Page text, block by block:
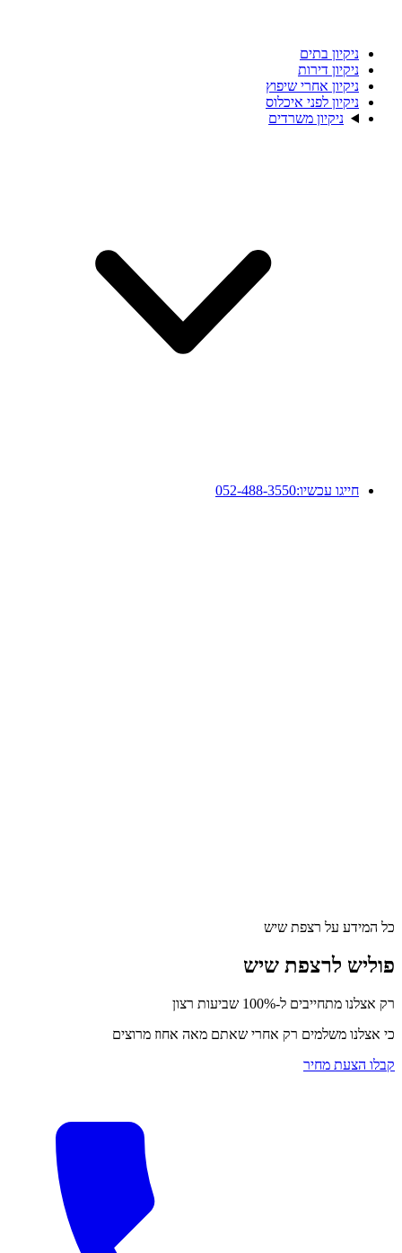
ניקיון בתים
ניקיון דירות
ניקיון אחרי שיפוץ
ניקיון לפני איכלוס
ניקיון משרדים
חייגו עכשיו:052-488-3550
כל המידע על רצפת שיש
פוליש לרצפת שיש
רק אצלנו מתחייבים ל-100% שביעות רצון
כי אצלנו משלמים רק אחרי שאתם מאה אחוז מרוצים
קבלו הצעת מחיר